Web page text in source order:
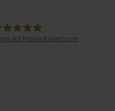
auf ProvenExpert.com